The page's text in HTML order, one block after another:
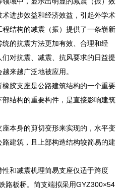
进步效益和经济效益，引起外学术
结构的减震（振）提供了一条崭新
的抗震方法更加有效、合理和经
对抗震、减震、抗风要求的日益提
来越广泛地被应用。
胶支座是公路建筑结构的一个重要
结构的重要构件，是直接影响建筑
本身的剪切变形来实现的，水平变
建筑，且上部构造结构较简易的建
和减震机理简易支座仅适于跨度
路板桥。简支端拟采用GYZ300×54